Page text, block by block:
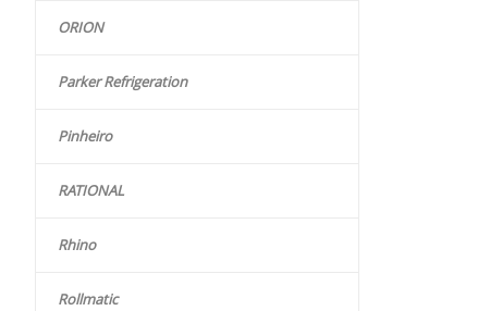
ORION
Parker Refrigeration
Pinheiro
RATIONAL
Rhino
Rollmatic